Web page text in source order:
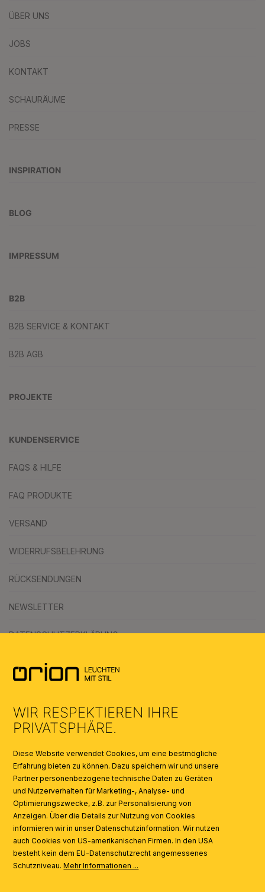
ÜBER UNS
JOBS
KONTAKT
SCHAURÄUME
PRESSE
INSPIRATION
BLOG
IMPRESSUM
B2B
B2B SERVICE & KONTAKT
B2B AGB
PROJEKTE
KUNDENSERVICE
FAQS & HILFE
FAQ PRODUKTE
VERSAND
WIDERRUFSBELEHRUNG
RÜCKSENDUNGEN
NEWSLETTER
DATENSCHUTZERKLÄRUNG
KATALOGE
AI
WIR RESPEKTIEREN IHRE
PRIVATSPHÄRE.
Diese Website verwendet Cookies, um eine bestmögliche
Erfahrung bieten zu können. Dazu speichern wir und unsere
Partner personenbezogene technische Daten zu Geräten
und Nutzerverhalten für Marketing-, Analyse- und
Optimierungszwecke, z.B. zur Personalisierung von
Anzeigen. Über die Details zur Nutzung von Cookies
informieren wir in unser Datenschutzinformation. Wir nutzen
auch Cookies von US-amerikanischen Firmen. In den USA
besteht kein dem EU-Datenschutzrecht angemessenes
Schutzniveau.Mehr Informationen ...